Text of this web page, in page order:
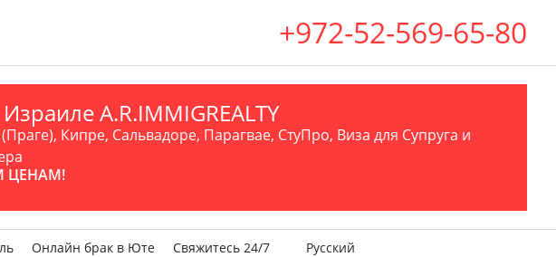
+972-52-569-65-80
A.R.IMMIGREALTY
Кипре, Сальвадоре, Парагвае, СтуПро, Виза для Супруга и
ЦЕНАМ!
Онлайн брак в Юте Свяжитесь 24/7 Русский